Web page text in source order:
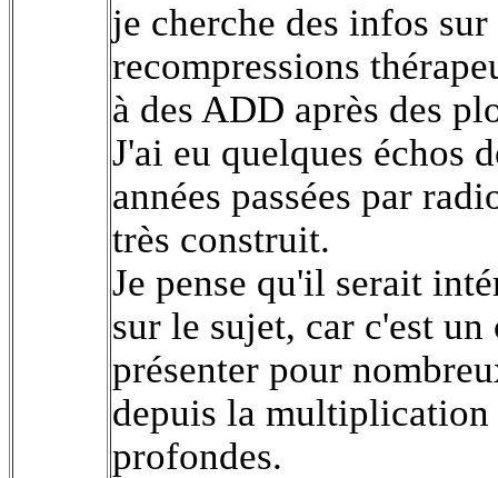
je cherche des infos sur
recompressions
à des ADD après des
J'ai eu quelques échos
années passées par
très construit.
Je pense qu'il serait
sur le sujet, car c'est un
présenter pour
depuis la multiplication
profondes.